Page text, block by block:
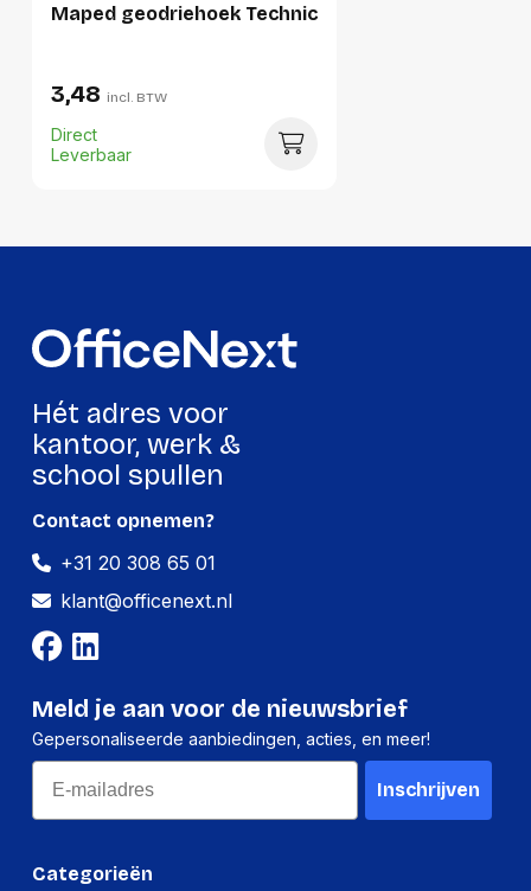
Breedte:
170 millimeter
Lengte:
Gewicht:
90 gram
Hoogte:
35 millimeter
Gewicht:
Maped geodriehoek Technic
3,48 incl. BTW
Direct
Leverbaar
Hét adres voor
kantoor, werk &
school spullen
Categorieën
Contact opnemen?
+31 20 308 65 01
klant@officenext.nl
Meld je aan voor de nieuwsbrief
Gepersonaliseerde aanbiedingen, acties, en meer!
Email
Inschrijven